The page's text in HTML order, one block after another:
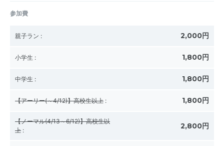
参加費
親子ラン : 2,000円
小学生 : 1,800円
中学生 : 1,800円
【アーリー(～4/12)】高校生以上 : 1,800円
【ノーマル(4/13～6/12)】高校生以
上 : 2,800円